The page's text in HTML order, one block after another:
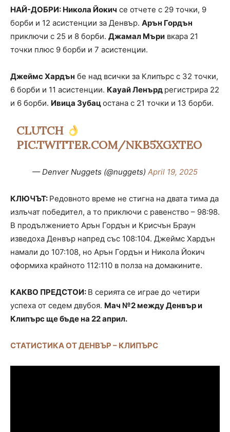
НАЙ-ДОБРИ: Никола Йокич се отчете с 29 точки, 9
борби и 12 асистенции за Денвър. Арън Гордън
приключи с 25 и 8 борби. Джамал Мъри вкара 21
точки плюс 9 борби и 7 асистенции.
Джеймс Хардън бе над всички за Клипърс с 32 точки,
6 борби и 11 асистенции. Кауай Ленърд регистрира 22
и 6 борби. Ивица Зубацостана с 21 точки и 13 борби.
CLUTCH
PIC.TWITTER.COM/NKB5XGXTEO
— Denver Nuggets (@nuggets) April 19, 2025
КЛЮЧЪТ: Редовното време не стигна на двата тима да
излъчат победител, а то приключи с равенство – 98:98.
В продължението Арън Гордън и Крисчън Браун
изведоха Денвър напред със 108:104. Джеймс Хардън
намали до 107:108, но Арън Гордън и Никола Йокич
оформиха крайното 112:110 в полза на домакините.
КАКВО ПРЕДСТОИ: В серията се играе до четири
успеха от седем двубоя. Мач №2 между Денвър и
Клипърс ще бъде на 22 април.
СТАТИСТИКА ОТ ДЕНВЪР – КЛИПЪРС